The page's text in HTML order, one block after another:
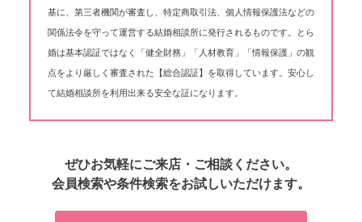
基に、第三者機関が審査し、特定商取引法、個人情報保護法などの
関係法令を守って運営する結婚相談所に発行されるものです。とら
婚は基本認証ではなく「健全財務」「人材教育」「情報保護」の観
点をより厳しく審査された【総合認証】を取得しています。安心し
て結婚相談所を利用出来る安全な証になります。
ぜひお気軽にご来店・ご相談ください。
会員検索や条件検索をお試しいただけます。